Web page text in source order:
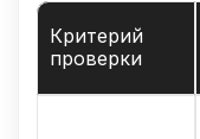
Критерий
проверки